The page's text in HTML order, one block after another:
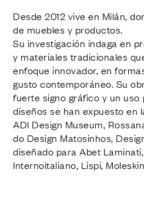
CONTACTOS
Desde 2012 vive en Milán,
de muebles y productos.
Su investigación indaga en
y materiales tradicionales
enfoque innovador, en
gusto contemporáneo. Su
fuerte signo gráfico y un uso
diseños se han expuesto en
ADI Design Museum,
do Design Matosinhos,
diseñado para Abet
Internoitaliano, Lispi,